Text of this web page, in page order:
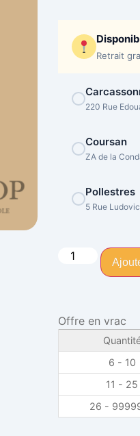
Retrait
220 Rue
Coursan
ZA de la
Pollestres
5 Rue
Offre en vrac
6 - 10
11 - 25
26 -